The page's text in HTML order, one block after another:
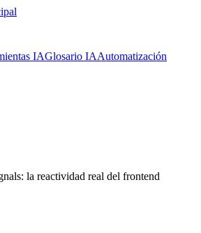
IAGlosario IAAutomatización
la reactividad real del frontend